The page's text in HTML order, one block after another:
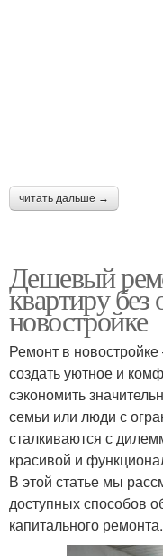
читать дальше →
Дешевый
квартиру без
новостройке
Ремонт в
создать уютное и
сэкономить
семьи или люди с
сталкиваются с
красивой и
В этой статье мы
доступных способов
капитального ремонта.